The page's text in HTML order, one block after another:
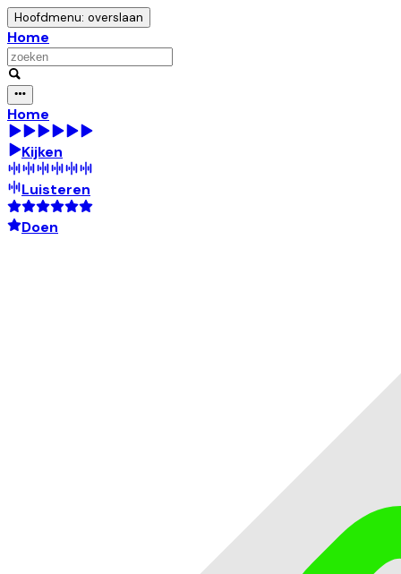
Hoofdmenu: overslaan
Home
Home
Kijken
Luisteren
Doen